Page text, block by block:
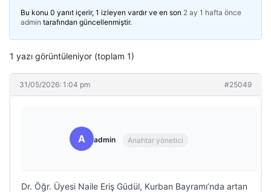
Bu konu 0 yanıt içerir, 1 izleyen vardır ve en son 2 ay 1 hafta önce
admin tarafından güncellenmiştir.
1 yazı görüntüleniyor (toplam 1)
31/05/2026: 1:04 pm #25049
A admin Anahtar yönetici
Dr. Öğr. Üyesi Naile Eriş Güdül, Kurban Bayramı’nda artan